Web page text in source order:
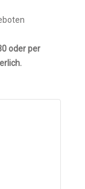
oder per